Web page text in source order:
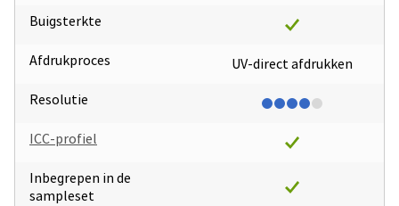
Buigsterkte
Afdrukproces
Resolutie
ICC-profiel
Inbegrepen in de
sampleset
UV-direct afdrukken